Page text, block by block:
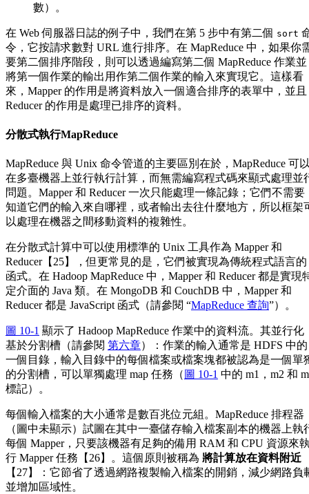
數）。
在 Web 伺服器日誌的例子中，我們在第 5 步中有第二個 sort
令，它按請求數對 URL 進行排序。在 MapReduce 中，如果你
要第二個排序階段，則可以透過編寫第二個 MapReduce 作業並
將第一個作業的輸出用作第二個作業的輸入來實現它。這樣看
來，Mapper 的作用是將資料放入一個適合排序的表單中，並且
Reducer 的作用是處理已排序的資料。
分散式執行MapReduce
MapReduce 與 Unix 命令管道的主要區別在於，MapReduce 可
在多臺機器上並行執行計算，而無需編寫程式碼來顯式處理並
問題。Mapper 和 Reducer 一次只能處理一條記錄；它們不需要
知道它們的輸入來自哪裡，或者輸出去往什麼地方，所以框架
以處理在機器之間移動資料的複雜性。
在分散式計算中可以使用標準的 Unix 工具作為 Mapper 和
Reducer【25】，但更常見的是，它們被實現為傳統程式語言的
函式。在 Hadoop MapReduce 中，Mapper 和 Reducer 都是實現
定介面的 Java 類。在 MongoDB 和 CouchDB 中，Mapper 和
Reducer 都是 JavaScript 函式（請參閱 “MapReduce 查詢”）。
圖 10-1 顯示了 Hadoop MapReduce 作業中的資料流。其並行化
基於分割槽（請參閱 第六章）：作業的輸入通常是 HDFS 中的
一個目錄，輸入目錄中的每個檔案或檔案塊都被認為是一個單
的分割槽，可以單獨處理 map 任務（ 圖 10-1 中的 m1，m2 和
標記）。
每個輸入檔案的大小通常是數百兆位元組。MapReduce 排程器
（圖中未顯示）試圖在其中一臺儲存輸入檔案副本的機器上執
每個 Mapper，只要該機器有足夠的備用 RAM 和 CPU 資源來
行 Mapper 任務【26】。這個原則被稱為 將計算放在資料附近
【27】：它節省了透過網路複製輸入檔案的開銷，減少網路負
並增加區域性。